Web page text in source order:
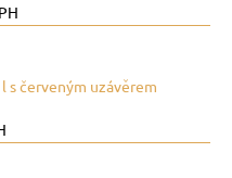
s červeným uzávěrem